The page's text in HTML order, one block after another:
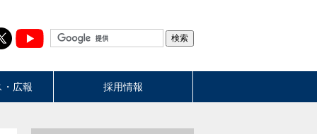
・広報 採用情報